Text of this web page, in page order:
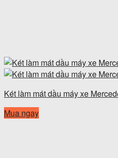
Két làm mát dầu máy xe
Mua ngay